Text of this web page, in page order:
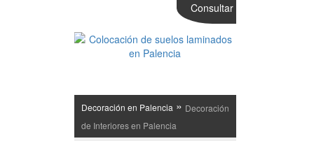
Decoración en Palencia » Decoración
de Interiores en Palencia
Consultar